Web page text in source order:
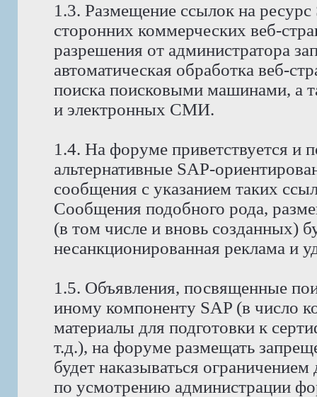
1.3. Размещение ссылок на
сторонних коммерческих веб-
разрешения от администратора
автоматическая обработка веб-
поиска поисковыми машинами, а
и электронных СМИ.
1.4. На форуме приветствуется и
альтернативные SAP-
сообщения с указанием таких
Сообщения подобного рода,
(в том числе и вновь созданных)
несанкционированная реклама и
1.5. Объявления, посвященные
иному компоненту SAP (в число
материалы для подготовки к
т.д.), на форуме размещать
будет наказываться
по усмотрению администрации